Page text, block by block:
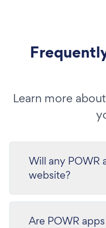
Learn more
Will any POWR
website?
Are POWR